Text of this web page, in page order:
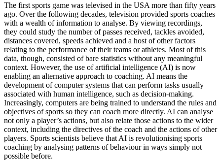
The first sports game was televised in the USA more than fifty years
ago. Over the following decades, television provided sports coaches
with a wealth of information to analyse. By viewing recordings,
they could study the number of passes received, tackles avoided,
distances covered, speeds achieved and a host of other factors
relating to the performance of their teams or athletes. Most of this
data, though, consisted of bare statistics without any meaningful
context. However, the use of artificial intelligence (AI) is now
enabling an alternative approach to coaching. AI means the
development of computer systems that can perform tasks usually
associated with human intelligence, such as decision-making.
Increasingly, computers are being trained to understand the rules and
objectives of sports so they can coach more directly. AI can analyse
not only a player’s actions, but also relate those actions to the wider
context, including the directives of the coach and the actions of other
players. Sports scientists believe that AI is revolutionising sports
coaching by analysing patterns of behaviour in ways simply not
possible before.